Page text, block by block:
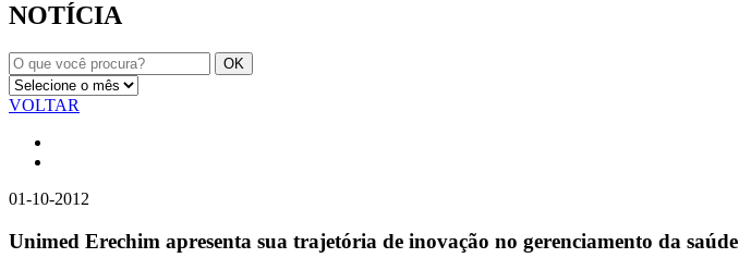
NOTÍCIA
VOLTAR
01-10-2012
Unimed Erechim apresenta sua trajetória de inovação no gerenciamento da saúde